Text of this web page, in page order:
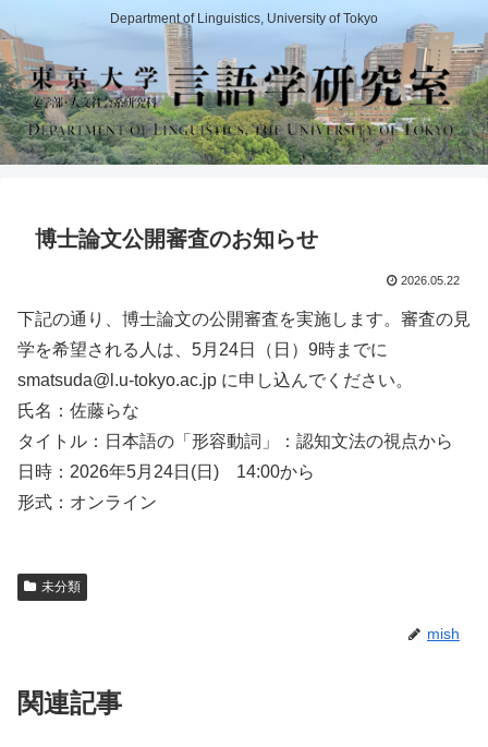
Department of Linguistics, University of Tokyo
博士論文公開審査のお知らせ
2026.05.22
下記の通り、博士論文の公開審査を実施します。審査の見
学を希望される人は、5月24日（日）9時までに
smatsuda@l.u-tokyo.ac.jp に申し込んでください。
氏名：佐藤らな
タイトル：日本語の「形容動詞」：認知文法の視点から
日時：2026年5月24日(日) 14:00から
形式：オンライン
未分類
mish
関連記事